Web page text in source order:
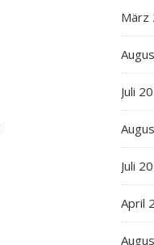
März
Juli
Juli
April